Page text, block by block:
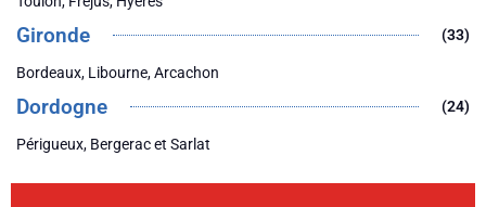
Gironde (33)
Bordeaux, Libourne, Arcachon
Dordogne (24)
Périgueux, Bergerac et Sarlat